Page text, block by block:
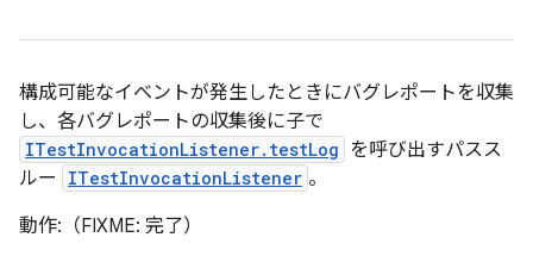
構成可能なイベントが発生したときにバグレポートを収集
し、各バグレポートの収集後に子で
ITestInvocationListener.testLog を呼び出すパスス
ルー
ITestInvocationListener 。
動作:（FIXME: 完了）